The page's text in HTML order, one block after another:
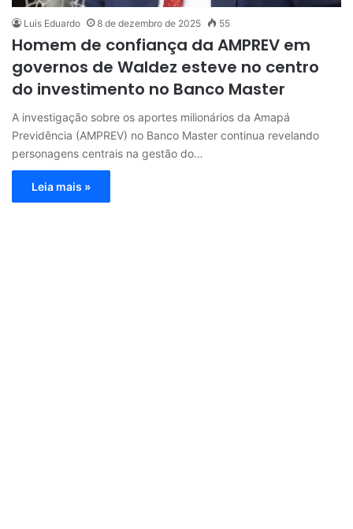
Luis Eduardo 8 de dezembro de 2025 55
Homem de confiança da AMPREV em
governos de Waldez esteve no centro
do investimento no Banco Master
A investigação sobre os aportes milionários da Amapá
Previdência (AMPREV) no Banco Master continua revelando
personagens centrais na gestão do…
Leia mais »